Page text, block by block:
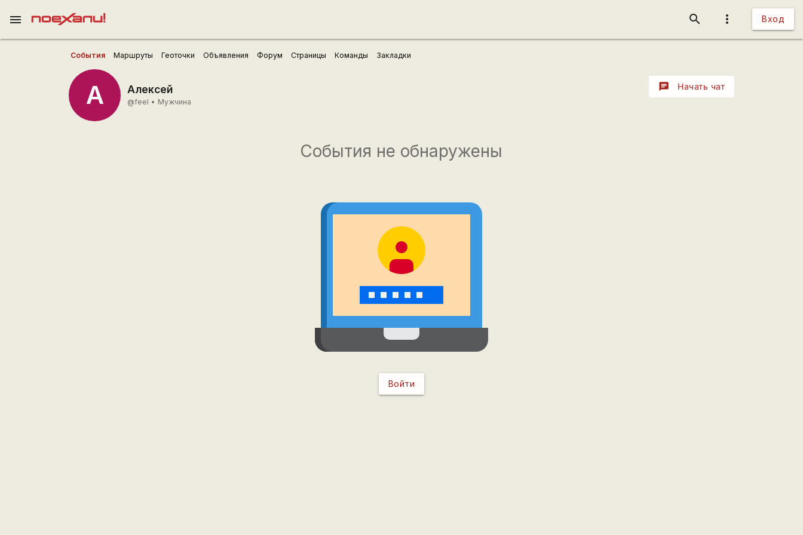
more_vert Вход
search
menu
События Маршруты Геоточки Объявления Форум Страницы Команды Закладки
А Алексей
@feel • Мужчина
chat Начать чат
События не обнаружены
Войти